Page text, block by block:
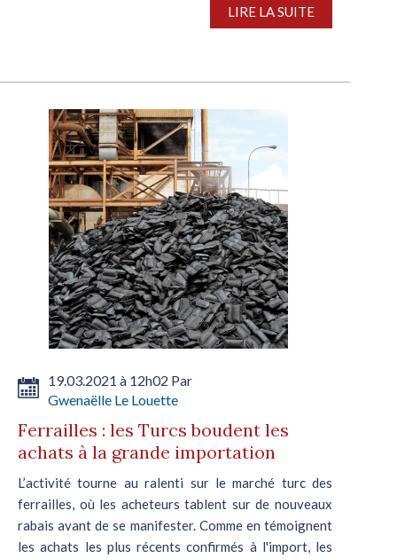
LIRE LA SUITE
19.03.2021 à 12h02 Par
Gwenaëlle Le Louette
Ferrailles : les Turcs boudent les
achats à la grande importation
L’activité tourne au ralenti sur le marché turc des
ferrailles, où les acheteurs tablent sur de nouveaux
rabais avant de se manifester. Comme en témoignent
les achats les plus récents confirmés à l'import, les